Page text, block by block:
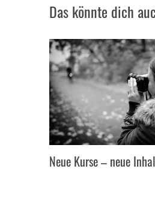
Das könnte dich
Neue Kurse – neue